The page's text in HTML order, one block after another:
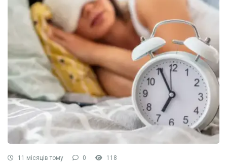
11 місяців тому 0 118